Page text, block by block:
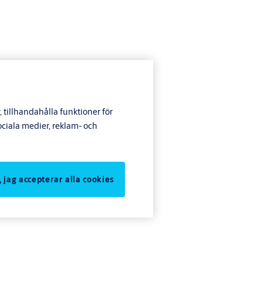
tillhandahålla funktioner för
medier, reklam- och
jag accepterar alla cookies